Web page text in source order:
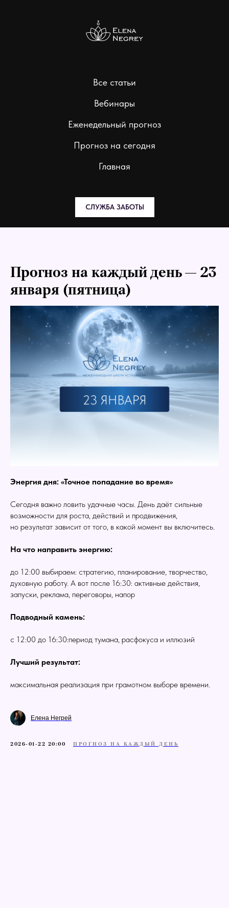
Все статьи
Вебинары
Еженедельный прогноз
Прогноз на сегодня
Главная
СЛУЖБА ЗАБОТЫ
Прогноз на каждый день — 23
января (пятница)
Энергия дня: «Точное попадание во время»
Сегодня важно ловить удачные часы. День даёт сильные
возможности для роста, действий и продвижения,
но результат зависит от того, в какой момент вы включитесь.
На что направить энергию:
до 12:00 выбираем: стратегию, планирование, творчество,
духовную работу. А вот после 16:30: активные действия,
запуски, реклама, переговоры, напор
Подводный камень:
с 12:00 до 16:30:период тумана, расфокуса и иллюзий
Лучший результат:
максимальная реализация при грамотном выборе времени.
Елена Негрей
2026-01-22 20:00 ПРОГНОЗ НА КАЖДЫЙ ДЕНЬ